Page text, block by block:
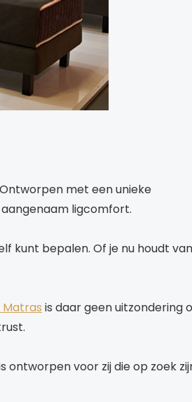
met een unieke
ligcomfort.
kunt bepalen. Of je nu houdt van
Matras is daar geen uitzondering
ontworpen voor zij die op zoek